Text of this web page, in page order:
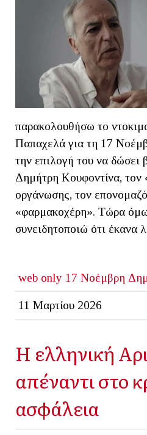
παρακολουθήσω το
Παπαχελά για τη 17
την επιλογή του να δώσει
Δημήτρη Κουφοντίνα, τον
οργάνωσης, τον
«φαρμακοχέρη». Τώρα
συνειδητοποιώ ότι έκανα
web only 17 Νοέμβρη
11 Μαρτίου 2026
Η ελληνική
απέναντι στο
ασφάλεια